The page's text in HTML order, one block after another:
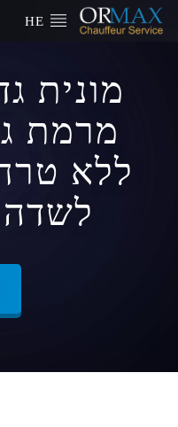
HE
מונית
מרמת
ללא